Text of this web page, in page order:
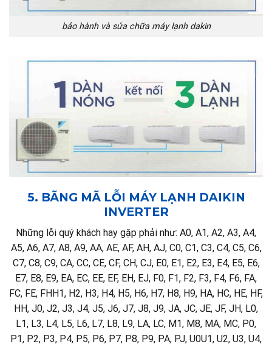
bảo hành và sửa chữa máy lạnh dakin
5. BÃNG MÃ LỖI MÁY LẠNH DAIKIN
INVERTER
Những lỗi quý khách hay gặp phải như: A0, A1, A2, A3, A4,
A5, A6, A7, A8, A9, AA, AE, AF, AH, AJ, C0, C1, C3, C4, C5, C6,
C7, C8, C9, CA, CC, CE, CF, CH, CJ, E0, E1, E2, E3, E4, E5, E6,
E7, E8, E9, EA, EC, EE, EF, EH, EJ, F0, F1, F2, F3, F4, F6, FA,
FC, FE, FHH1, H2, H3, H4, H5, H6, H7, H8, H9, HA, HC, HE, HF,
HH, J0, J2, J3, J4, J5, J6, J7, J8, J9, JA, JC, JE, JF, JH, L0,
L1, L3, L4, L5, L6, L7, L8, L9, LA, LC, M1, M8, MA, MC, P0,
P1, P2, P3, P4, P5, P6, P7, P8, P9, PA, PJ, U0U1, U2, U3, U4,